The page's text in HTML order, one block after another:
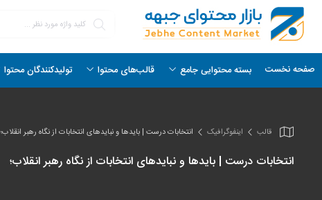
صفحه نخست بسته محتوایی جامع قالب‌های محتوا تولیدکنندگان محتوا
قالب اینفو‌گرافیک انتخابات درست | بایدها و نبایدهای انتخابات از نگاه رهبر انقلاب؛
انتخابات درست | بایدها و نبایدهای انتخابات از نگاه رهبر انقلاب؛